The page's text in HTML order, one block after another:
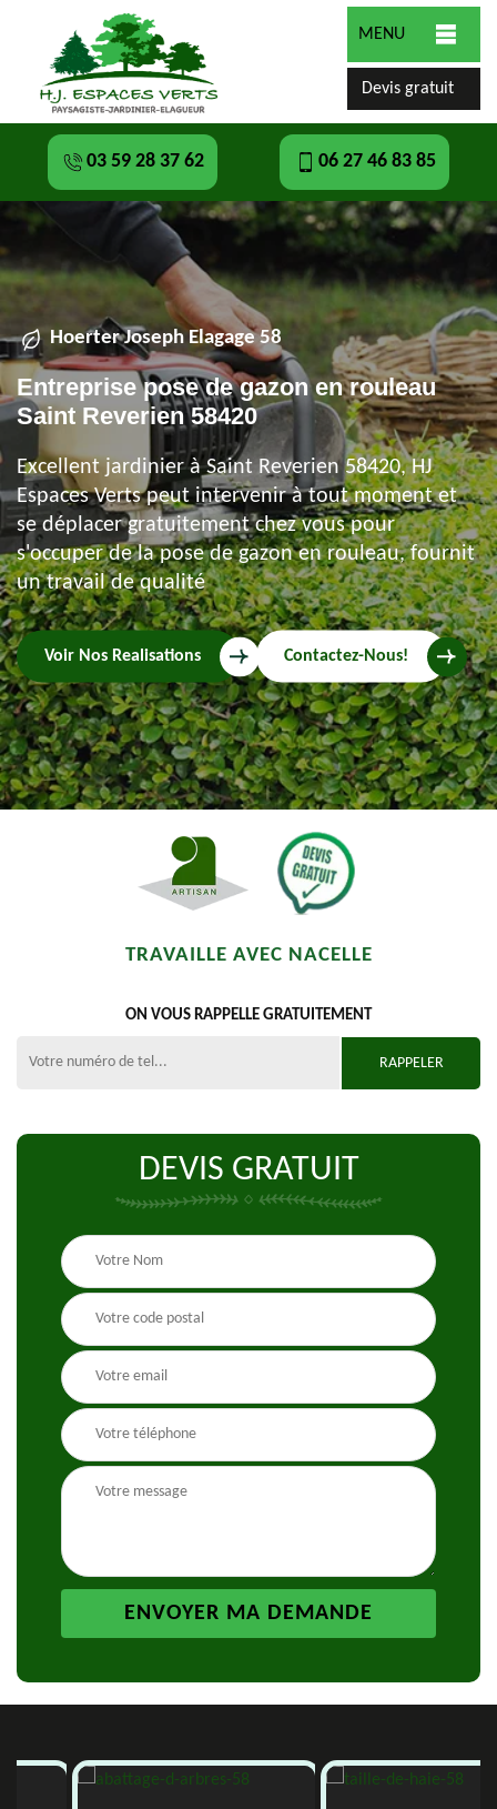
MENU
Devis gratuit
03 59 28 37 62 06 27 46 83 85
Hoerter Joseph Elagage 58
Entreprise pose de gazon en rouleau
Saint Reverien 58420
Excellent jardinier à Saint Reverien 58420, HJ
Espaces Verts peut intervenir à tout moment et
se déplacer gratuitement chez vous pour
s'occuper de la pose de gazon en rouleau, fournit
un travail de qualité
Voir Nos Realisations Contactez-Nous!
TRAVAILLE AVEC NACELLE
ON VOUS RAPPELLE GRATUITEMENT
DEVIS GRATUIT